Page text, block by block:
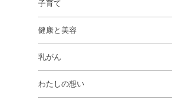
子育て
健康と美容
乳がん
わたしの想い